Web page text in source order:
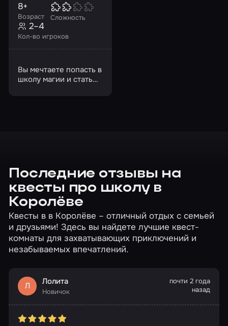
Возраст
8+
Сложность
Кол-во игроков
2–4
Вы мечтаете попасть в
школу магии и стать
Последние отзывы на
квесты про школу в
Королёве
Квесты в в Королёве – отличный отдых с семьей
и друзьями! Здесь вы найдете лучшие квест-
комнаты для захватывающих приключений и
незабываемых впечатлений.
Л Лолита
Новичок
почти 2 года
назад